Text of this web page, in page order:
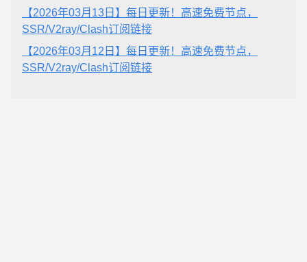
【2026年03月13日】每日更新！高速免费节点，
SSR/V2ray/Clash订阅链接
【2026年03月12日】每日更新！高速免费节点，
SSR/V2ray/Clash订阅链接